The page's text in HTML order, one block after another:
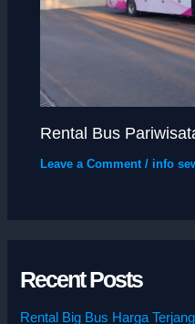
Rental Bus
Leave a Comment / info
Recent Posts
Rental Big Bus Harga